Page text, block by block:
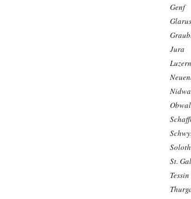
Genf
Glarus
Jura
Luzern
St.
Tessin